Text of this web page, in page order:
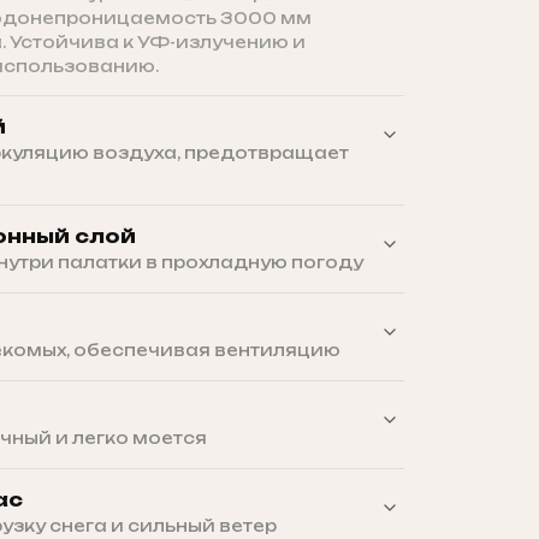
3000 мм
Устойчива к УФ-излучению и
воздуха, предотвращает
даже при резких перепадах
слой
палатки в прохладную погоду
и создаёт комфортный
обеспечивая вентиляцию
на молнию, не провисает.
и легко моется
предотвращают протечки.
снега и сильный ветер